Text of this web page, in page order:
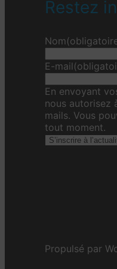
Restez
Nom
E-mail
En envoyant
nous autorisez
mails. Vous
tout moment.
S’inscrire à
Propulsé par